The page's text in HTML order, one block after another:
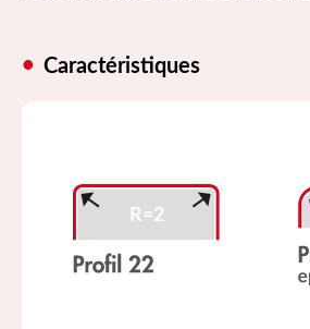
Caractéristiques